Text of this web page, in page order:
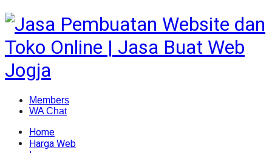
Members
WA Chat
Home
Harga Web